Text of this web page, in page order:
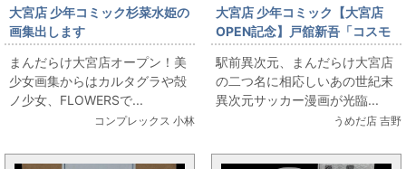
大宮店 少年コミック杉菜水姫の
画集出します
まんだらけ大宮店オープン！美
少女画集からはカルタグラや殻
ノ少女、FLOWERSで...
コンプレックス 小林
大宮店 少年コミック【大宮店
OPEN記念】戸舘新吾「コスモ
スストライカー」全2巻初版セッ
ト
駅前異次元、まんだらけ大宮店
の二つ名に相応しいあの世紀末
異次元サッカー漫画が光臨...
うめだ店 吉野